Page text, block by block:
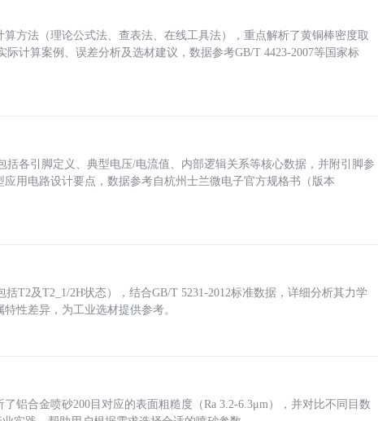
方法（理论公式法、查表法、在线工具法），重点解析了黄铜棒密度取
际计算案例、误差分析及选材建议，数据参考GB/T 4423-2007等国家标
括各引脚定义、典型电压/电流值、内部逻辑关系等核心数据，并附引脚参
用电路设计要点，数据参考自杭州士兰微电子官方规格书（版本
T2及T2_1/2H状态），结合GB/T 5231-2012标准数据，详细分析其力学
性差异，为工业选材提供参考。
铝合金喷砂200目对应的表面粗糙度（Ra 3.2-6.3μm），并对比不同目数